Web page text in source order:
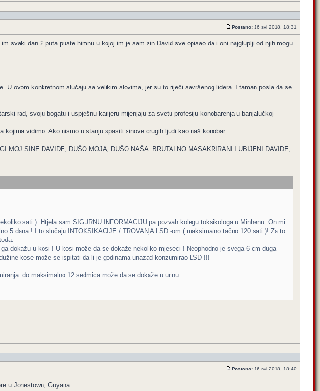
Postano: 16 svi 2018, 18:31
svaki dan 2 puta puste himnu u kojoj im je sam sin David sve opisao da i oni najgluplji od njih mogu
U ovom konkretnom slučaju sa velikim slovima, jer su to riječi savršenog lidera. I taman posla da se
rad, svoju bogatu i uspješnu karijeru mijenjaju za svetu profesiju konobarenja u banjalučkoj
vidimo. Ako nismo u stanju spasiti sinove drugih ljudi kao naš konobar.
MOJ SINE DAVIDE, DUŠO MOJA, DUŠO NAŠA. BRUTALNO MASAKRIRANI I UBIJENI DAVIDE,
sati ). Htjela sam SIGURNU INFORMACIJU pa pozvah kolegu toksikologa u Minhenu. On mi
5 dana ! I to slučaju INTOKSIKACIJE / TROVANjA LSD -om ( maksimalno tačno 120 sati )! Za to
dokažu u kosi ! U kosi može da se dokaže nekoliko mjeseci ! Neophodno je svega 6 cm duga
kose može se ispitati da li je godinama unazad konzumirao LSD !!!
do maksimalno 12 sedmica može da se dokaže u urinu.
Postano: 16 svi 2018, 18:40
u Jonestown, Guyana.